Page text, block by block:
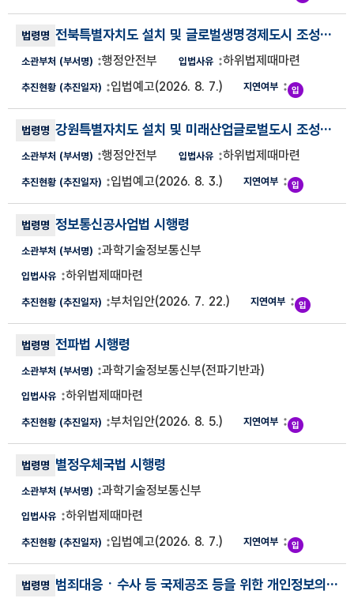
전북특별자치도 설치 및 글로벌생명경제도시 조성을 위한 특별법 시행령
행정안전부
하위법제때마련
입법예고(2026. 8. 7.)
강원특별자치도 설치 및 미래산업글로벌도시 조성을 위한 특별법 시행령
행정안전부
하위법제때마련
입법예고(2026. 8. 3.)
정보통신공사업법 시행령
과학기술정보통신부
하위법제때마련
부처입안(2026. 7. 22.)
전파법 시행령
과학기술정보통신부(전파기반과)
하위법제때마련
부처입안(2026. 8. 5.)
별정우체국법 시행령
과학기술정보통신부
하위법제때마련
입법예고(2026. 8. 7.)
범죄대응ㆍ수사 등 국제공조 등을 위한 개인정보의 국외 이전에 관한 규정